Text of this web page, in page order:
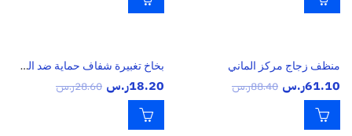
منظف زجاج مركز الماني
61.10ر.س 88.40ر.س
بخاخ تغبيرة شفاف حماية ضد السافي
18.20ر.س 28.60ر.س